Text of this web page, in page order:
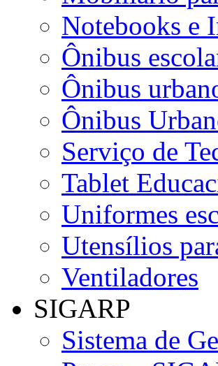
Notebooks e
Ônibus
Ônibus
Ônibus
Serviço de
Tablet
Uniformes
Utensílios
Ventiladores
SIGARP
Sistema de